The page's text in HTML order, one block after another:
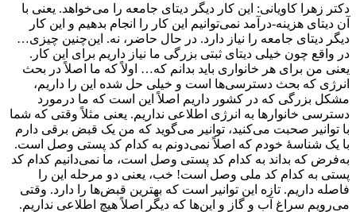
دکتر زهرا کاویانی: این کار دیگر دیتای جامعه را می‌خواهد. یعنی با
آن دیتای هزینه-درآمد نمی‌توانیم این کار را انجام بدهیم و این کار
دیگر دیتای جامعه را نیاز دارد. در حال حاضر، نه. این‌چنین چیزی…
در واقع چون خیلی دیتای ثبتی بزرگی ما نیاز داریم برای این کار.
یعنی من برای هر خانواری باید بدانم که… اولاً که ما اصلاً در بحث
انرژی که بحث دسترسی‌ها است و خیلی حل شده این را داریم،
مشکل بزرگی که در کشور داریم اصلاً این است که ما درمورد
دسترسی خانوارها به انرژی اطلاعی نداریم. یعنی مثلاً وقتی که شما
با توانیر صحبت می‌کنید، توانیر می‌گوید که من یک قبض برقی دارم
با یک شناسۀ خودم که اصلاً نمی‌دونم به کدام کد پستی وصل است.
به‌فرض که بداند به کدام کد پستی وصل است، ما نمی‌دانیم کدام کد
پستی به کدام کد ملی وصل است! خب، یعنی دو مرحله این را
فاصله داریم. تازه این توانیر است که بهترین قبض‌ها را دارد. وقتی
می‌رویم سراغ آب و گاز و این‌ها که دیگر اصلاً هیچ اطلاعی نداریم.